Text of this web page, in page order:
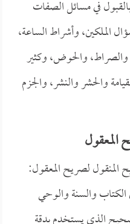
في مسائل الصفات
الملكين، وأشراط الساعة،
والصراط، والحوض، وكثير
والحشر والنشر، والجزم
لصريح المعقول:
والسنة والوحي